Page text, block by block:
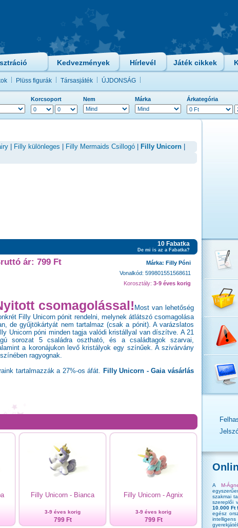
Kedvezmények Hírlevél Játék cikkek
Plüss figurák Társasjáték ÚJDONSÁG
Korcsoport Nem Márka Árkategória
Filly különleges Filly Mermaids Csillogó Filly Unicorn
10 Fabatka
De mi is az a Fabatka?
ár: 799 Ft
Márka: Filly Póni
Vonalkód: 599801551568611
Korosztály: 3-9 éves korig
csomagolással! Most van lehetőség
Filly Unicorn pónit rendelni, melynek átlátszó csomagolása
de gyűjtökártyát nem tartalmaz (csak a pónit). A varázslatos
Unicorn póni minden tagja valódi kristállyal van díszítve. A 21
sorozat 5 családra osztható, és a családtagok szarvai,
a koronájukon levő kristályok egy színűek. A szivárvány
ragyognak.
tartalmazzák a 27%-os áfát. Filly Unicorn - Gaia vásárlás
Filly Unicorn - Bianca
3-9 éves korig
799 Ft
Filly Unicorn - Agnix
3-9 éves korig
799 Ft
AM-
szakmai
szereplői
10.000 Ft
egész